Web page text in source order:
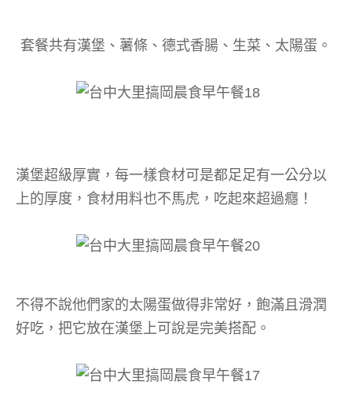
套餐共有漢堡、薯條、德式香腸、生菜、太陽蛋。
漢堡超級厚實，每一樣食材可是都足足有一公分以
上的厚度，食材用料也不馬虎，吃起來超過癮！
不得不說他們家的太陽蛋做得非常好，飽滿且滑潤
好吃，把它放在漢堡上可說是完美搭配。